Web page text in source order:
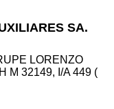
SA.
LORENZO
M 32149, I/A 449 (